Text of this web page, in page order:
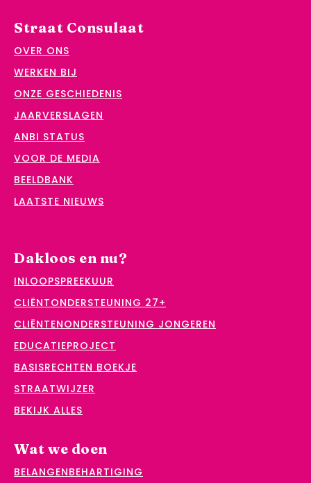
Straat Consulaat
OVER ONS
WERKEN BIJ
ONZE GESCHIEDENIS
JAARVERSLAGEN
ANBI STATUS
VOOR DE MEDIA
BEELDBANK
LAATSTE NIEUWS
Dakloos en nu?
INLOOPSPREEKUUR
CLIËNTONDERSTEUNING 27+
CLIËNTENONDERSTEUNING JONGEREN
EDUCATIEPROJECT
BASISRECHTEN BOEKJE
STRAATWIJZER
BEKIJK ALLES
Wat we doen
BELANGENBEHARTIGING